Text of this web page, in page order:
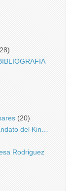
(20)
del Kin…
Rodriguez